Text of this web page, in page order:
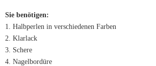
Sie benötigen:
1. Halbperlen in verschiedenen Farben
2. Klarlack
3. Schere
4. Nagelbordüre